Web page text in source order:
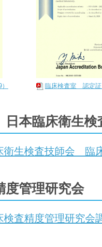
臨床検査室 認定証
本臨床衛生検
生検査技師会 臨
度管理研究会
査精度管理研究会